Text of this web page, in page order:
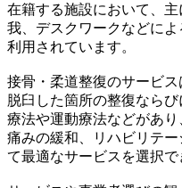
在籍する施設において、
我、デスクワークなどに
利用されています。
接骨・柔道整復のサービ
脱臼した箇所の整復なら
療法や運動療法などがあ
痛みの緩和、リハビリテ
て最適なサービスを選択で